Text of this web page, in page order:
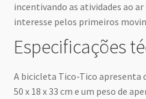
incentivando as atividades ao
interesse pelos primeiros
Especificações
A bicicleta Tico-Tico apresenta
50 x 18 x 33 cm e um peso de